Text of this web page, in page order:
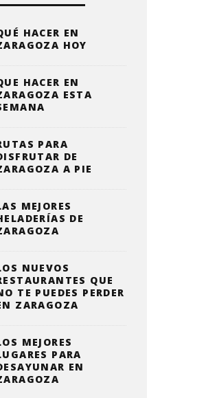
HACER EN
HOY
HACER EN
ESTA
PARA
DE
A PIE
MEJORES
DE
NUEVOS
QUE
TE PUEDES PERDER
ZARAGOZA
MEJORES
PARA
EN